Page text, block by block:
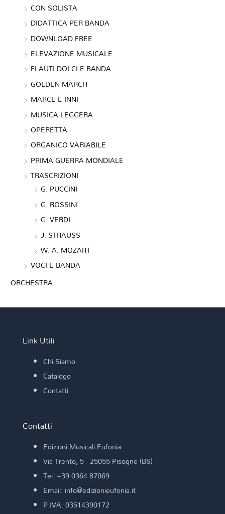
CON SOLISTA
DIDATTICA PER BANDA
DOWNLOAD FREE
ELEVAZIONE MUSICALE
FLAUTI DOLCI E BANDA
GOLDEN MARCH
MARCE E INNI
MUSICA LEGGERA
OPERETTA
ORGANICO VARIABILE
PRIMA GUERRA MONDIALE
TRASCRIZIONI
G. PUCCINI
G. ROSSINI
G. VERDI
J. STRAUSS
W. A. MOZART
VOCI E BANDA
ORCHESTRA
Link Utili
Chi Siamo
Catalogo
Contatti
Contatti
Edizioni Musicali Eufonia
Via Trento, 5 - 25055 Pisogne (BS)
Tel: +39 0364 87069
Email: info@edizionieufonia.it
P.IVA: 03514390172